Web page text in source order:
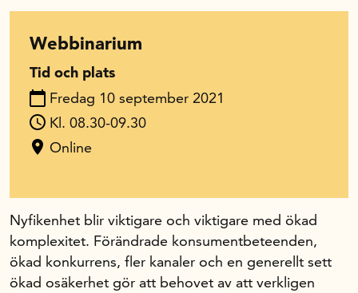
Om oss
Handelsfakta.se
In English
Webbinarium
Tid och plats
Fredag 10 september 2021
Kl. 08.30-09.30
Online
Nyfikenhet blir viktigare och viktigare med ökad
komplexitet. Förändrade konsumentbeteenden,
ökad konkurrens, fler kanaler och en generellt sett
ökad osäkerhet gör att behovet av att verkligen